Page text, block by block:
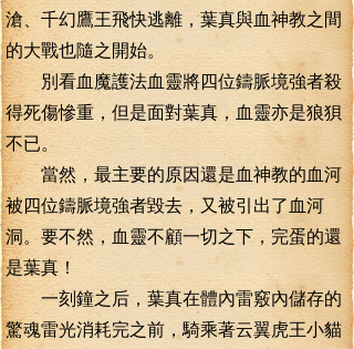
滄、千幻鷹王飛快逃離，葉真與血神教之間
的大戰也隨之開始。
別看血魔護法血靈將四位鑄脈境強者殺
得死傷慘重，但是面對葉真，血靈亦是狼狽
不已。
當然，最主要的原因還是血神教的血河
被四位鑄脈境強者毀去，又被引出了血河
洞。要不然，血靈不顧一切之下，完蛋的還
是葉真！
一刻鐘之后，葉真在體內雷竅內儲存的
驚魂雷光消耗完之前，騎乘著云翼虎王小貓